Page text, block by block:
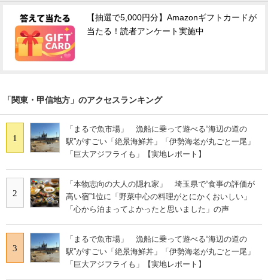
【抽選で5,000円分】Amazonギフトカードが
当たる！読者アンケート実施中
「関東・甲信地方」のアクセスランキング
1
「まるで魚市場」 漁船に乗って遊べる“海辺の道の
駅”がすごい「絶景海鮮丼」「伊勢海老が丸ごと一尾」
「巨大アジフライも」【実地レポート】
2
「本物志向の大人の隠れ家」 埼玉県で“食事の評価が
高い宿”1位に「野菜中心の料理がとにかくおいしい」
「心から泊まってよかったと思いました」の声
3
「まるで魚市場」 漁船に乗って遊べる“海辺の道の
駅”がすごい「絶景海鮮丼」「伊勢海老が丸ごと一尾」
「巨大アジフライも」【実地レポート】